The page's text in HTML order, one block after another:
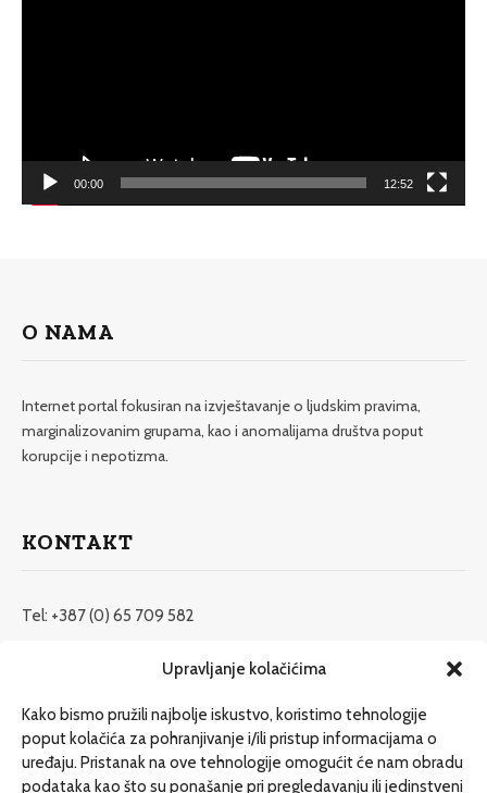
Upravljanje kolačićima
Kako bismo pružili najbolje iskustvo, koristimo tehnologije
poput kolačića za pohranjivanje i/ili pristup informacijama o
uređaju. Pristanak na ove tehnologije omogućit će nam obradu
podataka kao što su ponašanje pri pregledavanju ili jedinstveni
00:00 12:52
O NAMA
Internet portal fokusiran na izvještavanje o ljudskim pravima,
marginalizovanim grupama, kao i anomalijama društva poput
korupcije i nepotizma.
KONTAKT
Tel: +387 (0) 65 709 582
redakcija@etrafika.net
Dosije